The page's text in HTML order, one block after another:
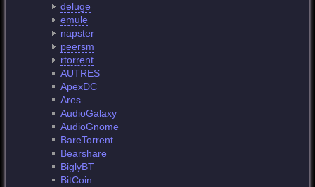
deluge
emule
napster
peersm
rtorrent
AUTRES
ApexDC
Ares
AudioGalaxy
AudioGnome
BareTorrent
Bearshare
BiglyBT
BitCoin